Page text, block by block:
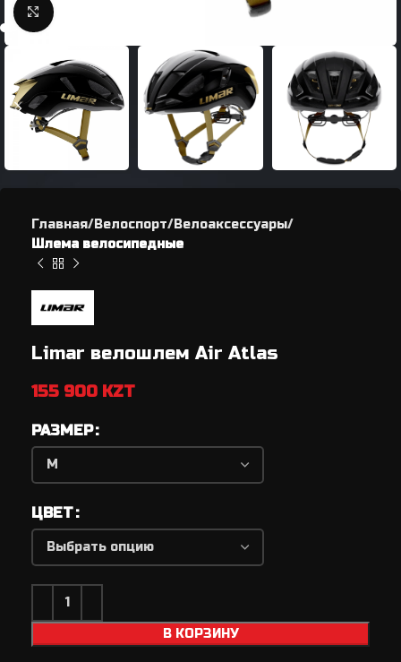
Нажмите, чтобы увеличить
Главная Велоспорт
Велоаксессуары
Шлема велосипедные
Limar велошлем Air Atlas
155 900 KZT
РАЗМЕР
ЦВЕТ
В КОРЗИНУ